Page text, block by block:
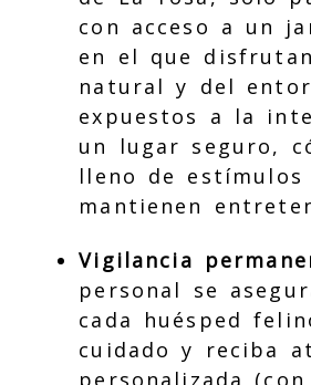
con acceso a un
en el que
natural y del
expuestos a la
un lugar seguro,
lleno de estímulos
mantienen
Vigilancia
personal se
cada huésped
cuidado y reciba
personalizada (con